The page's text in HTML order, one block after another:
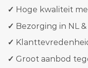
✓ Hoge kwaliteit
✓ Bezorging in NL &
✓
✓ Groot aanbod